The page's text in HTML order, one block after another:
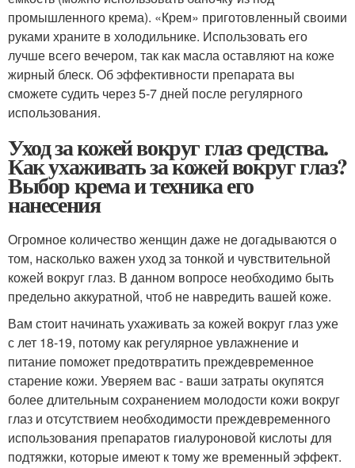
промышленного крема). «Крем» приготовленный своими
руками храните в холодильнике. Использовать его
лучше всего вечером, так как масла оставляют на коже
жирный блеск. Об эффективности препарата вы
сможете судить через 5-7 дней после регулярного
использования.
Уход за кожей вокруг глаз средства.
Как ухаживать за кожей вокруг глаз?
Выбор крема и техника его
нанесения
Огромное количество женщин даже не догадываются о
том, насколько важен уход за тонкой и чувствительной
кожей вокруг глаз. В данном вопросе необходимо быть
предельно аккуратной, чтоб не навредить вашей коже.
Вам стоит начинать ухаживать за кожей вокруг глаз уже
с лет 18-19, потому как регулярное увлажнение и
питание поможет предотвратить преждевременное
старение кожи. Уверяем вас - ваши затраты окупятся
более длительным сохранением молодости кожи вокруг
глаз и отсутствием необходимости преждевременного
использования препаратов гиалуроновой кислоты для
подтяжки, которые имеют к тому же временный эффект.